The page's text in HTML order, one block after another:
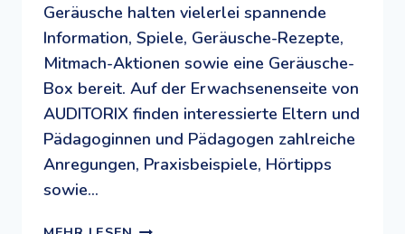
Geräusche halten vielerlei spannende
Information, Spiele, Geräusche-Rezepte,
Mitmach-Aktionen sowie eine Geräusche-
Box bereit. Auf der Erwachsenenseite von
AUDITORIX finden interessierte Eltern und
Pädagoginnen und Pädagogen zahlreiche
Anregungen, Praxisbeispiele, Hörtipps
sowie…
AUDITORIX: